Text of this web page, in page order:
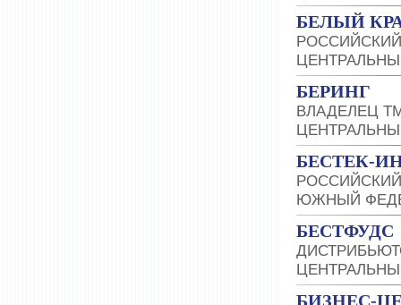
БЕЛЫЙ
БЕРИНГ
ВЛАДЕЛЕЦ
БЕСТЕК-
ЮЖНЫЙ
БЕСТФУДС
БИЗНЕС-